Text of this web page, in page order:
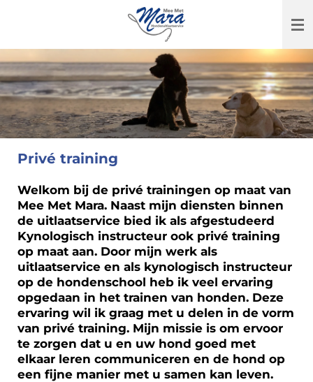
de
hoofdinhoud
Privé training
Welkom bij de privé trainingen op maat van
Mee Met Mara. Naast mijn diensten binnen
de uitlaatservice bied ik als afgestudeerd
Kynologisch instructeur ook privé training
op maat aan. Door mijn werk als
uitlaatservice en als kynologisch instructeur
op de hondenschool heb ik veel ervaring
opgedaan in het trainen van honden. Deze
ervaring wil ik graag met u delen in de vorm
van privé training. Mijn missie is om ervoor
te zorgen dat u en uw hond goed met
elkaar leren communiceren en de hond op
een fijne manier met u samen kan leven.